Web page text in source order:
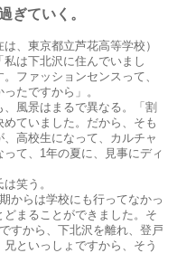
ぎていく。
、東京都立芦花高等学校）
は下北沢に住んでいまし
ファッションセンスって、
たですから」。
風景はまるで異なる。「割
ていました。だから、そも
高校生になって、カルチャ
て、1年の夏に、見事にディ
笑う。
からは学校にも行ってなかっ
まることができました。そ
すから、下北沢を離れ、登戸
といっしょですから、そう